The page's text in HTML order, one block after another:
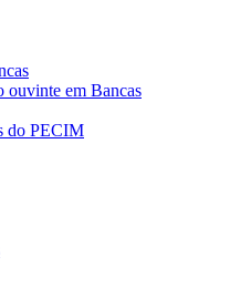
ouvinte em Bancas
do PECIM